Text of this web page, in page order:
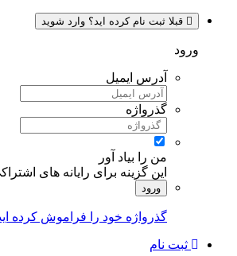
قبلا ثبت نام کرده اید؟ وارد شوید
ورود
آدرس ایمیل
گذرواژه
من را بیاد آور
این گزینه برای رایانه های
ورود
گذرواژه خود را فراموش کرده
ثبت نام